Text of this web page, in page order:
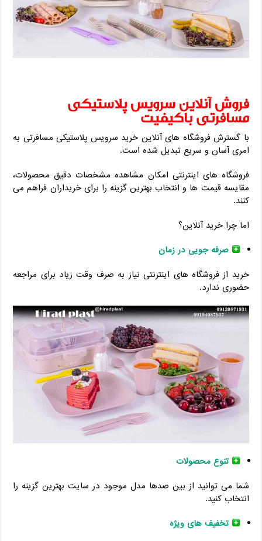
فروش آنلاین سرویس پلاستیکی
مسافرتی باکیفیت
با گسترش فروشگاه های آنلاین خرید سرویس پلاستیکی مسافرتی به
امری آسان و سریع تبدیل شده است.
فروشگاه های اینترنتی امکان مشاهده مشخصات دقیق محصولات،
مقایسه قیمت ها و انتخاب بهترین گزینه را برای خریداران فراهم می
کنند.
اما چرا خرید آنلاین؟
صرفه جویی در زمان
خرید از فروشگاه های اینترنتی نیاز به صرف وقت زیاد برای مراجعه
حضوری ندارد.
تنوع محصولات
شما می توانید از بین صدها مدل موجود در سایت بهترین گزینه را
انتخاب کنید.
تخفیف های ویژه